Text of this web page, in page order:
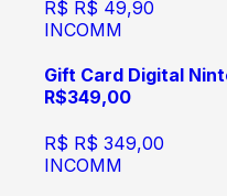
R$ R$ 49,90
INCOMM
Gift Card Digital
R$349,00
R$ R$ 349,00
INCOMM